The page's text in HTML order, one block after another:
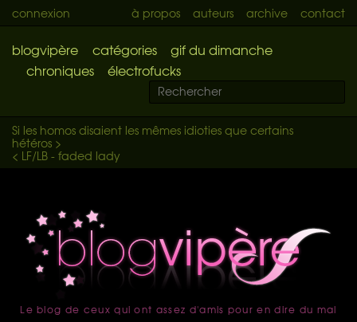
connexion à propos auteurs archive contact
blogvipère catégories
gif du dimanche
chroniques
électrofucks
Si les homos disaient les mêmes idioties que certains
hétéros >
< LF/LB - faded lady
accueil
Le blog de ceux qui ont assez d'amis pour en dire du mal